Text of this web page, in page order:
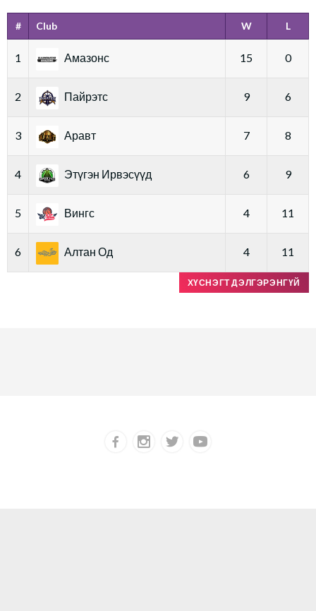
# Club W L
1 Амазонс 15 0
2 Пайрэтс 9 6
3 Аравт 7 8
4 Этүгэн Ирвэсүүд 6 9
5 Вингс 4 11
6 Алтан Од 4 11
ХҮСНЭГТ ДЭЛГЭРЭНГҮЙ